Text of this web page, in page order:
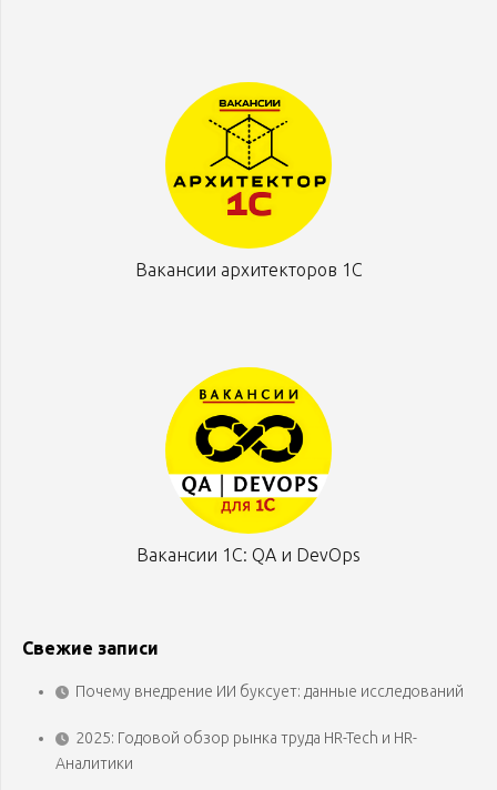
Вакансии архитекторов 1С
Вакансии 1С: QA и DevOps
Свежие записи
Почему внедрение ИИ буксует: данные исследований
2025: Годовой обзор рынка труда HR-Tech и HR-
Аналитики